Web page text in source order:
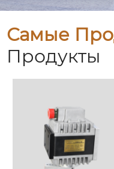
Самые
Продукты